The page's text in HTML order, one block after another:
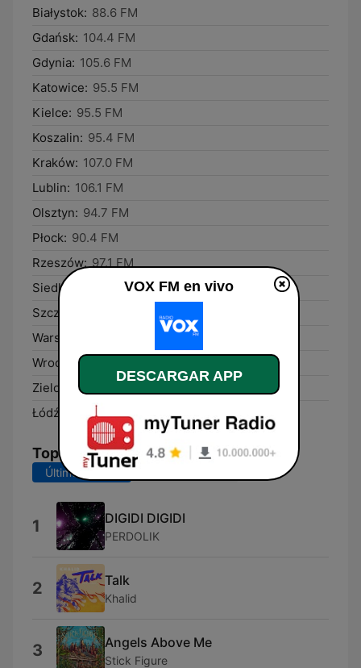
Białystok: 88.6 FM
Gdańsk: 104.4 FM
Gdynia: 105.6 FM
Katowice: 95.5 FM
Kielce: 95.5 FM
Koszalin: 95.4 FM
Kraków: 107.0 FM
Lublin: 106.1 FM
Olsztyn: 94.7 FM
Płock: 90.4 FM
Rzeszów: 97.1 FM
Siedlce:
91.3 FM
Szczecin:
Warsaw:
Wrocław:
Zielona Góra:
Łódź:
97.9 FM
Top Canciones
Últimos 7 días
1 DIGIDI DIGIDI
PERDOLIK
2 Talk
Khalid
3 Angels Above Me
Stick Figure
VOX FM en vivo
DESCARGAR APP